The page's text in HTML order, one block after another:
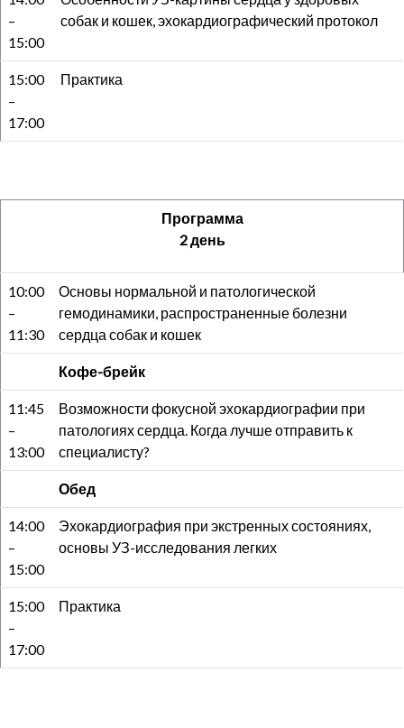
–
15:00
собак и кошек, эхокардиографический протокол
15:00
–
17:00
Практика
Программа
2 день
10:00
–
11:30
Основы нормальной и патологической
гемодинамики, распространенные болезни
сердца собак и кошек
Кофе-брейк
11:45
–
13:00
Возможности фокусной эхокардиографии при
патологиях сердца. Когда лучше отправить к
специалисту?
Обед
14:00
–
15:00
Эхокардиография при экстренных состояниях,
основы УЗ-исследования легких
15:00
–
17:00
Практика